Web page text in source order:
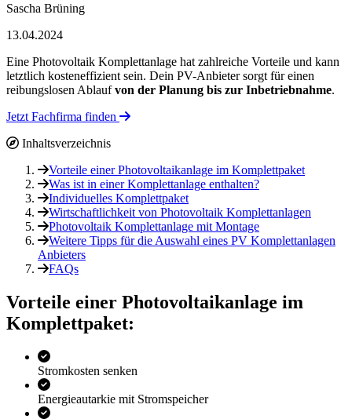
Sascha Brüning
13.04.2024
Eine Photovoltaik Komplettanlage hat zahlreiche Vorteile und kann
letztlich kosteneffizient sein. Dein PV-Anbieter sorgt für einen
reibungslosen Ablaufvon der Planung bis zur Inbetriebnahme.
Jetzt Fachfirma finden
Inhaltsverzeichnis
Vorteile einer Photovoltaikanlage im Komplettpaket
Was ist in einer Komplettanlage enthalten?
Individuelles Komplettpaket
Wirtschaftlichkeit von Photovoltaik Komplettanlagen
Photovoltaik Komplettanlage mit Montage
Weitere Tipps für die Auswahl eines PV Komplettanlagen
Anbieters
FAQs
Vorteile einer Photo­voltaik­anlage im
Komplettpaket:
Stromkosten senken
Energieautarkie mit Stromspeicher